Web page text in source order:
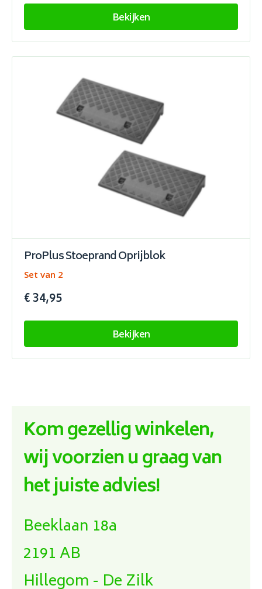
Bekijken
ProPlus Stoeprand Oprijblok
Set van 2
€ 34,95
Bekijken
Kom gezellig winkelen,
wij voorzien u graag van
het juiste advies!
Beeklaan 18a
2191 AB
Hillegom - De Zilk